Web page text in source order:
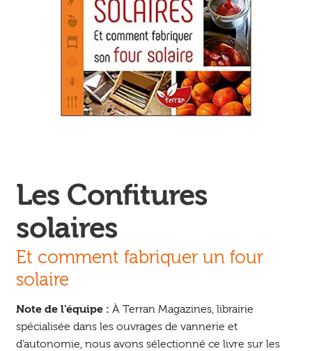
Jeux & DVD
Les Confitures
solaires
Et comment fabriquer un four
solaire
Note de l’équipe : À Terran Magazines, librairie
spécialisée dans les ouvrages de vannerie et
d’autonomie, nous avons sélectionné ce livre sur les